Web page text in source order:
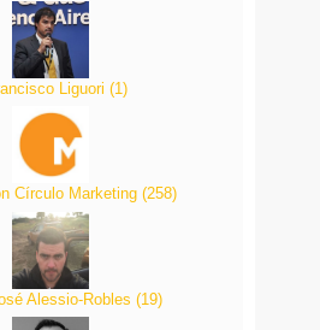
Liguori (1)
Círculo Marketing (258)
Alessio-Robles (19)